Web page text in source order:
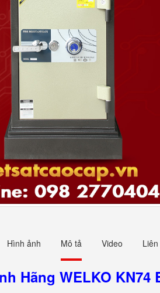
Hình ảnh Mô tả Video
Hãng WELKO KN74